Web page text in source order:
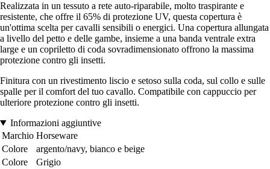
Realizzata in un tessuto a rete auto-riparabile, molto traspirante e
resistente, che offre il 65% di protezione UV, questa copertura è
un'ottima scelta per cavalli sensibili o energici. Una copertura allungata
a livello del petto e delle gambe, insieme a una banda ventrale extra
large e un copriletto di coda sovradimensionato offrono la massima
protezione contro gli insetti.
Finitura con un rivestimento liscio e setoso sulla coda, sul collo e sulle
spalle per il comfort del tuo cavallo. Compatibile con cappuccio per
ulteriore protezione contro gli insetti.
Informazioni aggiuntive
Marchio Horseware
Colore
argento/navy, bianco e beige
Colore
Grigio